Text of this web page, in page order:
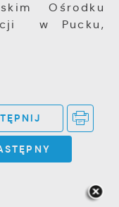
Ośrodku
w Pucku,